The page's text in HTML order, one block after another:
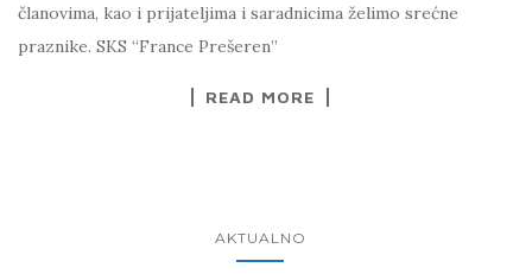
članovima, kao i prijateljima i saradnicima želimo srećne
praznike. SKS “France Prešeren”
READ MORE
AKTUALNO